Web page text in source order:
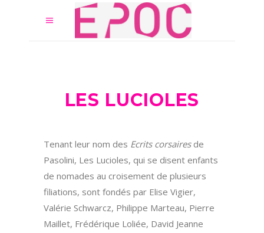
LES LUCIOLES
Tenant leur nom des Ecrits corsairesde
Pasolini, Les Lucioles, qui se disent enfants
de nomades au croisement de plusieurs
filiations, sont fondés par Elise Vigier,
Valérie Schwarcz, Philippe Marteau, Pierre
Maillet, Frédérique Loliée, David Jeanne